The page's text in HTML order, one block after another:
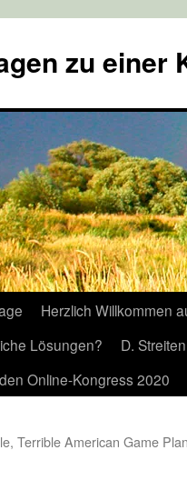
zu einer
Herzlich Willkommen
Lösungen?
D.
Online-Kongress 2020
Terrible American Game